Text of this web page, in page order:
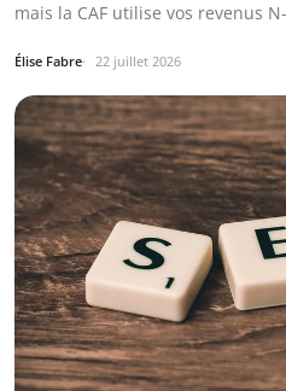
mais la CAF utilise vos revenus
Élise Fabre 22 juillet 2026